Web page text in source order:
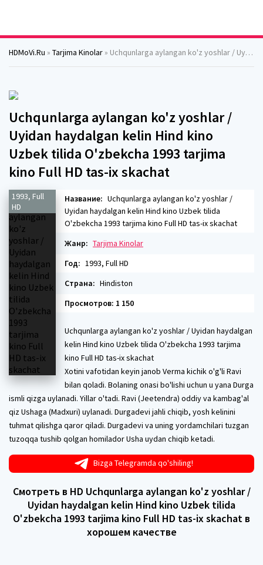
HDMoVi.Ru » Tarjima Kinolar » Uchqunlarga aylangan ko'z yoshlar / Uyidan haydalgan kelin Hind kino Uzbek tilida O'zbekcha 1993 tarjima kino Full HD tas-ix skachat
Uchqunlarga aylangan ko'z yoshlar /
Uyidan haydalgan kelin Hind kino
Uzbek tilida O'zbekcha 1993 tarjima
kino Full HD tas-ix skachat
1993, Full
HD
Название: Uchqunlarga aylangan ko'z yoshlar /
Uyidan haydalgan kelin Hind kino Uzbek tilida
O'zbekcha 1993 tarjima kino Full HD tas-ix skachat
Жанр: Tarjima Kinolar
Год: 1993, Full HD
Страна: Hindiston
Просмотров: 1 150
Uchqunlarga aylangan ko'z yoshlar / Uyidan haydalgan
kelin Hind kino Uzbek tilida O'zbekcha 1993 tarjima
kino Full HD tas-ix skachat
Xotini vafotidan keyin janob Verma kichik o'g'li Ravi
bilan qoladi. Bolaning onasi bo'lishi uchun u yana Durga
ismli qizga uylanadi. Yillar o'tadi. Ravi (Jeetendra) oddiy va kambag'al
qiz Ushaga (Madxuri) uylanadi. Durgadevi jahli chiqib, yosh kelinini
tuhmat qilishga qaror qiladi. Durgadevi va uning yordamchilari tuzgan
tuzoqqa tushib qolgan homilador Usha uydan chiqib ketadi.
Bizga Telegramda qo'shiling!
Смотреть в HD Uchqunlarga aylangan ko'z yoshlar /
Uyidan haydalgan kelin Hind kino Uzbek tilida
O'zbekcha 1993 tarjima kino Full HD tas-ix skachat в
хорошем качестве